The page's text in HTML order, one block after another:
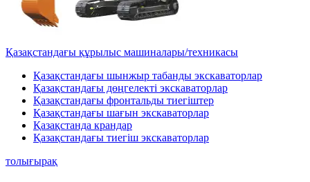
Қазақстандағы құрылыс машиналары/техникасы
Қазақстандағы шынжыр табанды экскаваторлар
Қазақстандағы дөңгелекті экскаваторлар
Қазақстандағы фронтальды тиегіштер
Қазақстандағы шағын экскаваторлар
Қазақстанда крандар
Қазақстандағы тиегіш экскаваторлар
толығырақ